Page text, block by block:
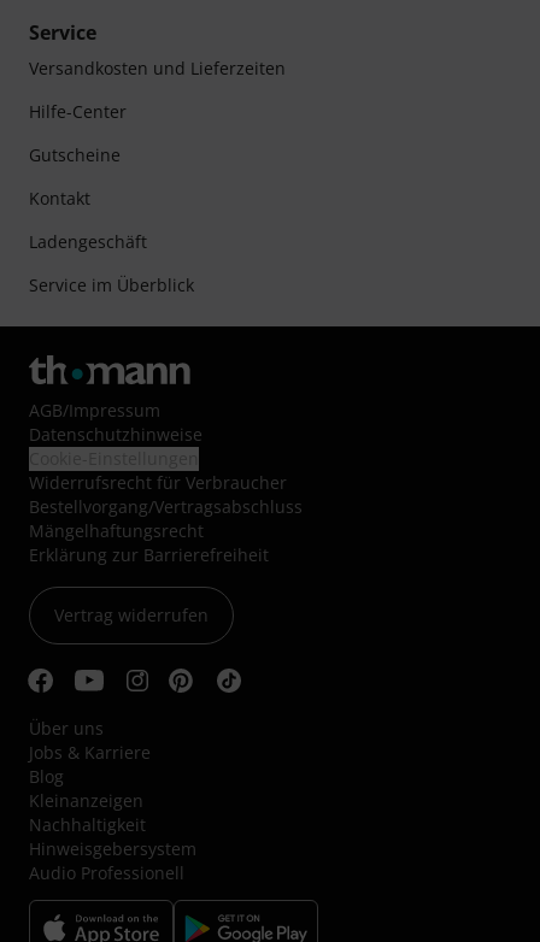
Service
Versandkosten und Lieferzeiten
Hilfe-Center
Gutscheine
Kontakt
Ladengeschäft
Service im Überblick
AGB/Impressum
Datenschutzhinweise
Widerrufsrecht für Verbraucher
Bestellvorgang/Vertragsabschluss
Mängelhaftungsrecht
Erklärung zur Barrierefreiheit
Vertrag widerrufen
Über uns
Jobs & Karriere
Blog
Kleinanzeigen
Nachhaltigkeit
Hinweisgebersystem
Audio Professionell